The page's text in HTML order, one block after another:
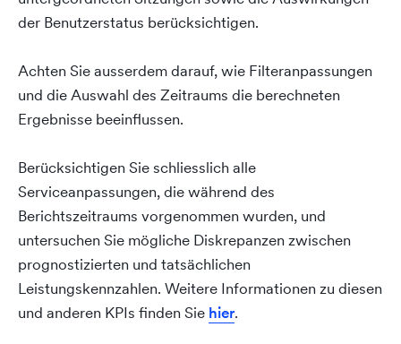
der Benutzerstatus berücksichtigen.
Achten Sie ausserdem darauf, wie Filteranpassungen
und die Auswahl des Zeitraums die berechneten
Ergebnisse beeinflussen.
Berücksichtigen Sie schliesslich alle
Serviceanpassungen, die während des
Berichtszeitraums vorgenommen wurden, und
untersuchen Sie mögliche Diskrepanzen zwischen
prognostizierten und tatsächlichen
Leistungskennzahlen. Weitere Informationen zu diesen
und anderen KPIs finden Sie hier.